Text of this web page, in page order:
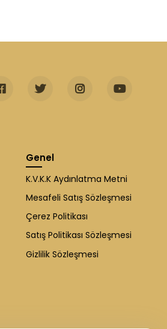
Genel
K.V.K.K Aydınlatma Metni
Mesafeli Satış Sözleşmesi
Çerez Politikası
Satış Politikası Sözleşmesi
Gizlilik Sözleşmesi